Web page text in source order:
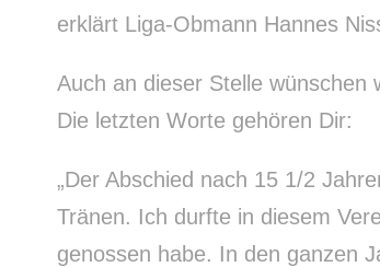
erklärt Liga-Obmann Hannes
Auch an dieser Stelle wünschen
Die letzten Worte gehören Dir:
„Der Abschied nach 15 1/2
Tränen. Ich durfte in diesem
genossen habe. In den ganzen